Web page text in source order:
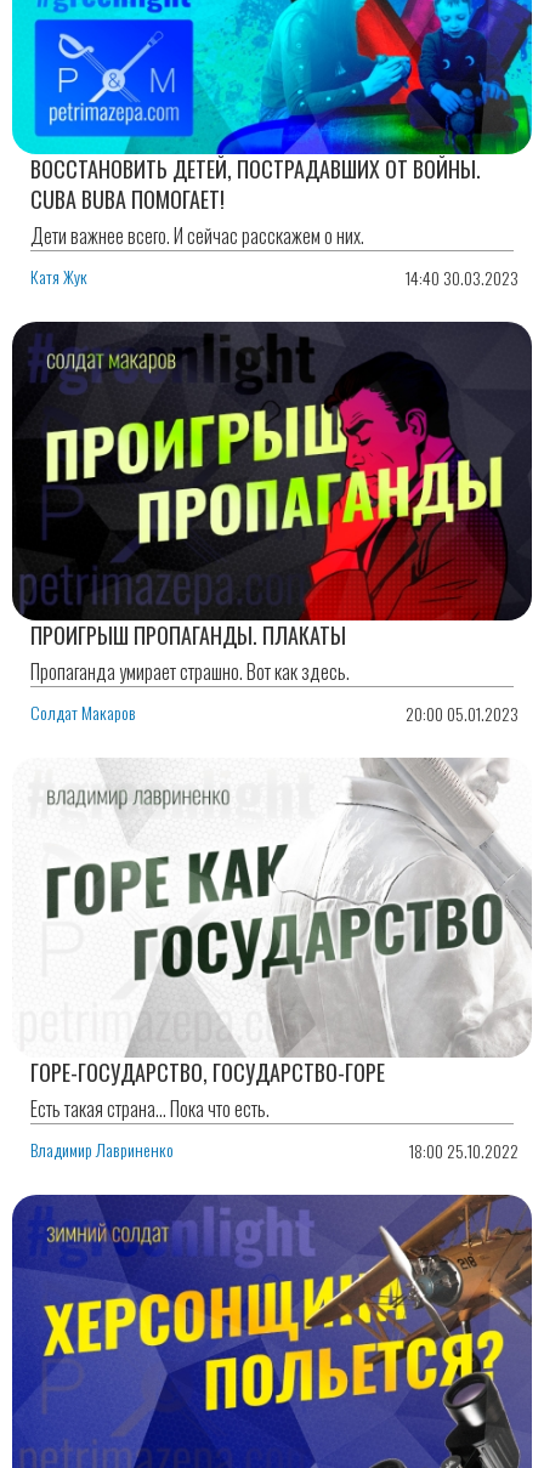
ВОССТАНОВИТЬ ДЕТЕЙ, ПОСТРАДАВШИХ ОТ ВОЙНЫ.
CUBA BUBA ПОМОГАЕТ!
Дети важнее всего. И сейчас расскажем о них.
Катя Жук 14:40 30.03.2023
ПРОИГРЫШ ПРОПАГАНДЫ. ПЛАКАТЫ
Пропаганда умирает страшно. Вот как здесь.
Солдат Макаров 20:00 05.01.2023
ГОРЕ-ГОСУДАРСТВО, ГОСУДАРСТВО-ГОРЕ
Есть такая страна… Пока что есть.
Владимир Лавриненко 18:00 25.10.2022